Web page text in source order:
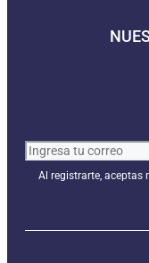
Al registrarte, aceptas